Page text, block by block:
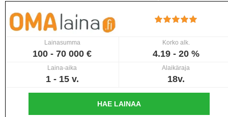
Lainasumma
100 - 70 000 €
Korko alk.
4.19 - 20 %
Laina-aika
1 - 15 v.
Alaikäraja
18v.
HAE LAINAA